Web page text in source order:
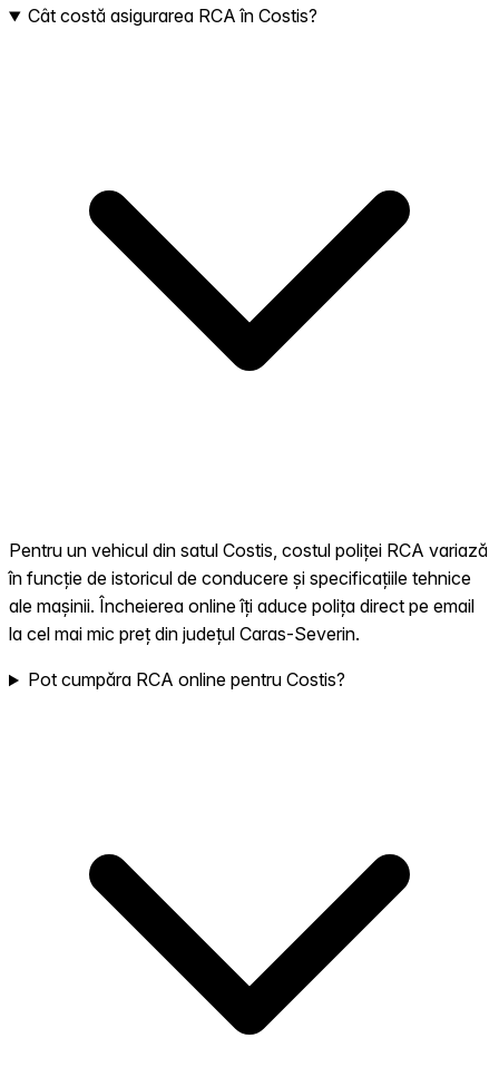
Cât costă asigurarea RCA în Costis?
Pentru un vehicul din satul Costis, costul poliței RCA variază
în funcție de istoricul de conducere și specificațiile tehnice
ale mașinii. Încheierea online îți aduce polița direct pe email
la cel mai mic preț din județul Caras-Severin.
Pot cumpăra RCA online pentru Costis?